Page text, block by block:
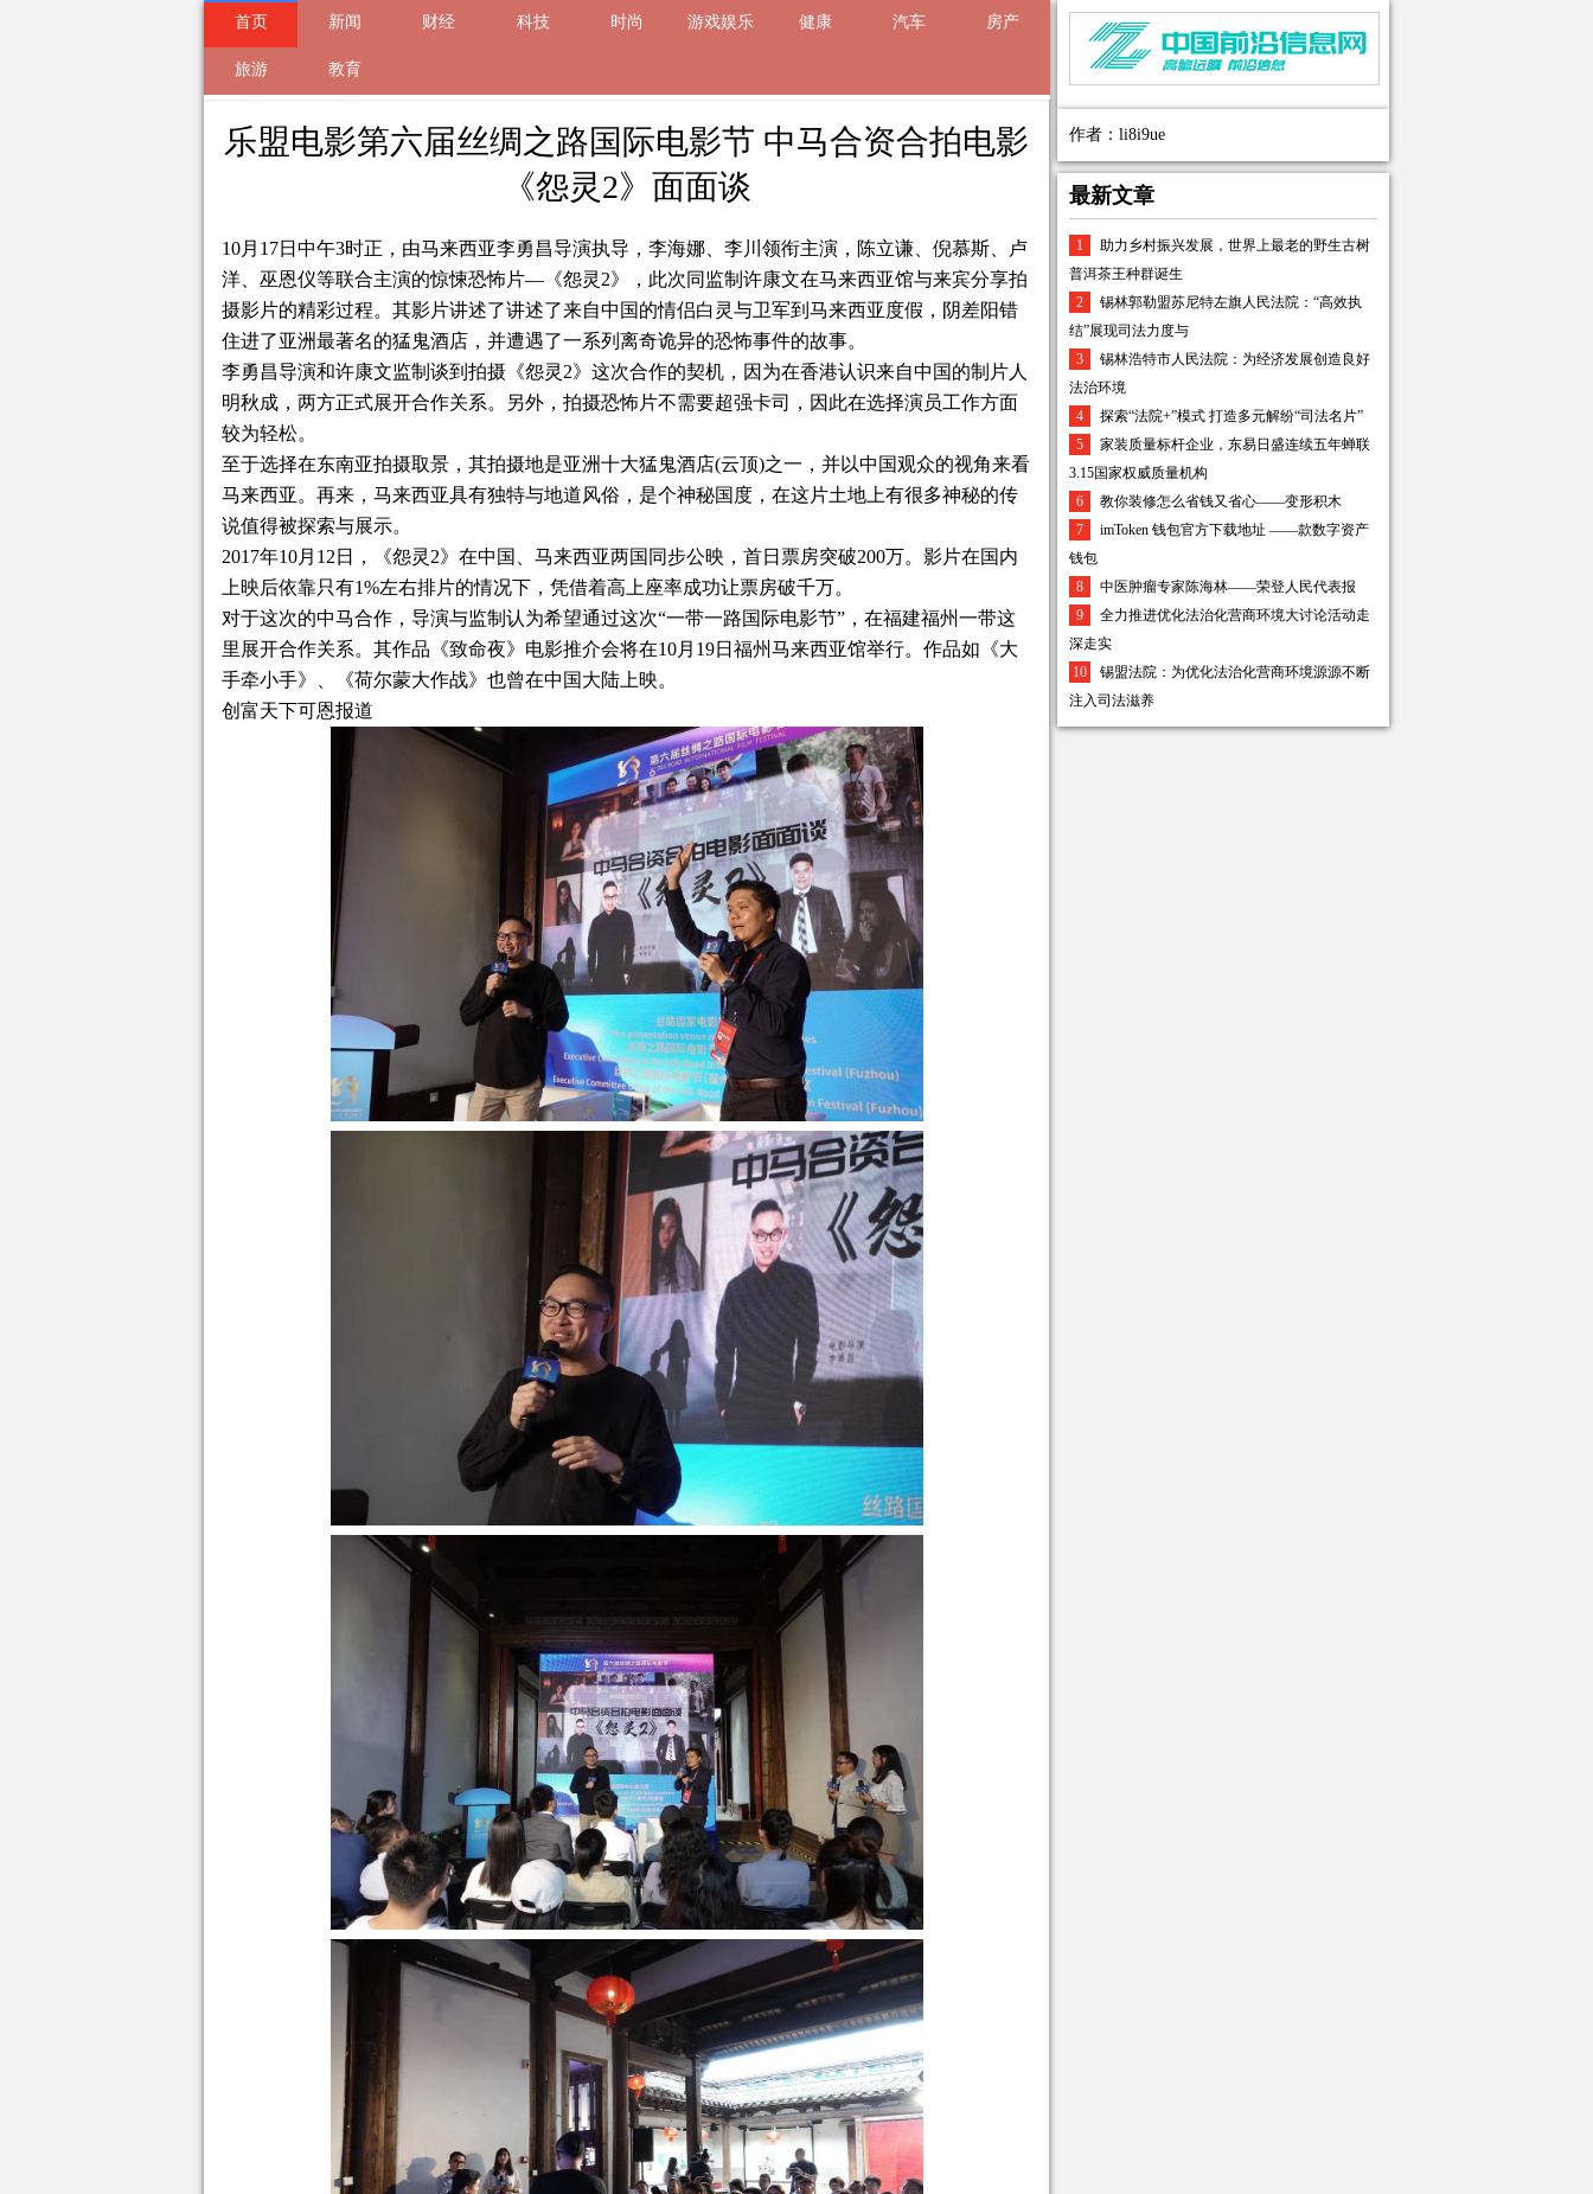
首页 新闻 财经 科技 时尚 游戏娱乐 健康 汽车 房产
旅游 教育
来自 游戏娱乐2019-10-20 14:12 的文章
乐盟电影第六届丝绸之路国际电影节 中马合资合拍电影
《怨灵2》面面谈
10月17日中午3时正，由马来西亚李勇昌导演执导，李海娜、李川领衔主演，陈立谦、倪慕斯、卢
洋、巫恩仪等联合主演的惊悚恐怖片—《怨灵2》，此次同监制许康文在马来西亚馆与来宾分享拍
摄影片的精彩过程。其影片讲述了讲述了来自中国的情侣白灵与卫军到马来西亚度假，阴差阳错
住进了亚洲最著名的猛鬼酒店，并遭遇了一系列离奇诡异的恐怖事件的故事。
李勇昌导演和许康文监制谈到拍摄《怨灵2》这次合作的契机，因为在香港认识来自中国的制片人
明秋成，两方正式展开合作关系。另外，拍摄恐怖片不需要超强卡司，因此在选择演员工作方面
较为轻松。
至于选择在东南亚拍摄取景，其拍摄地是亚洲十大猛鬼酒店(云顶)之一，并以中国观众的视角来看
马来西亚。再来，马来西亚具有独特与地道风俗，是个神秘国度，在这片土地上有很多神秘的传
说值得被探索与展示。
2017年10月12日，《怨灵2》在中国、马来西亚两国同步公映，首日票房突破200万。影片在国内
上映后依靠只有1%左右排片的情况下，凭借着高上座率成功让票房破千万。
对于这次的中马合作，导演与监制认为希望通过这次“一带一路国际电影节”，在福建福州一带这
里展开合作关系。其作品《致命夜》电影推介会将在10月19日福州马来西亚馆举行。作品如《大
手牵小手》、《荷尔蒙大作战》也曾在中国大陆上映。
创富天下可恩报道
作者：li8i9ue
最新文章
1
助力乡村振兴发展，世界上最老的野生古树
普洱茶王种群诞生
2
锡林郭勒盟苏尼特左旗人民法院：“高效执
结”展现司法力度与
3
锡林浩特市人民法院：为经济发展创造良好
法治环境
4
探索“法院+”模式 打造多元解纷“司法名片”
5
家装质量标杆企业，东易日盛连续五年蝉联
3.15国家权威质量机构
6
教你装修怎么省钱又省心——变形积木
7
imToken 钱包官方下载地址 ——款数字资产
钱包
8
中医肿瘤专家陈海林——荣登人民代表报
9
全力推进优化法治化营商环境大讨论活动走
深走实
10
锡盟法院：为优化法治化营商环境源源不断
注入司法滋养